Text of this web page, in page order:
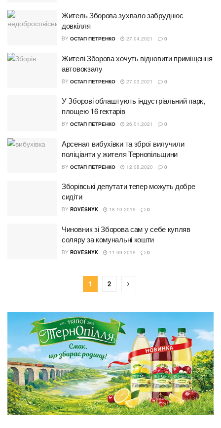
Житель Зборова зухвало забруднює
довкілля
BY ОСТАП ПЕТРЕНКО 27.04.2021 0
Жителі Зборова хочуть відновити приміщення
автовокзалу
BY ОСТАП ПЕТРЕНКО 27.03.2021 0
У Зборові облаштують індустріальний парк,
площею 16 гектарів
BY ОСТАП ПЕТРЕНКО 26.01.2021 0
Арсенал вибухівки та зброї вилучили
поліціанти у жителя Тернопільщини
BY ОСТАП ПЕТРЕНКО 12.08.2020 0
Зборівські депутати тепер можуть добре
сидіти
BY ROVESNYK 18.10.2019 0
Чиновник зі Зборова сам у себе купляв
соляру за комунальні кошти
BY ROVESNYK 11.09.2019 0
1 2